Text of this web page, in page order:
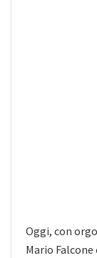
Oggi, con
Mario